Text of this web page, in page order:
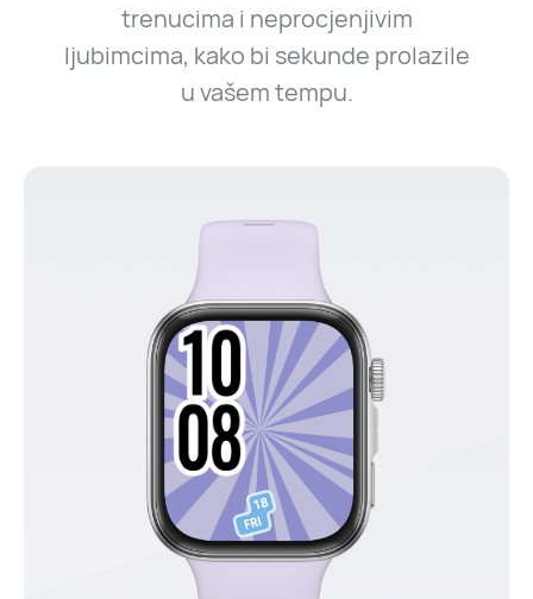
trenucima i neprocjenjivim
ljubimcima, kako bi sekunde prolazile
u vašem tempu.